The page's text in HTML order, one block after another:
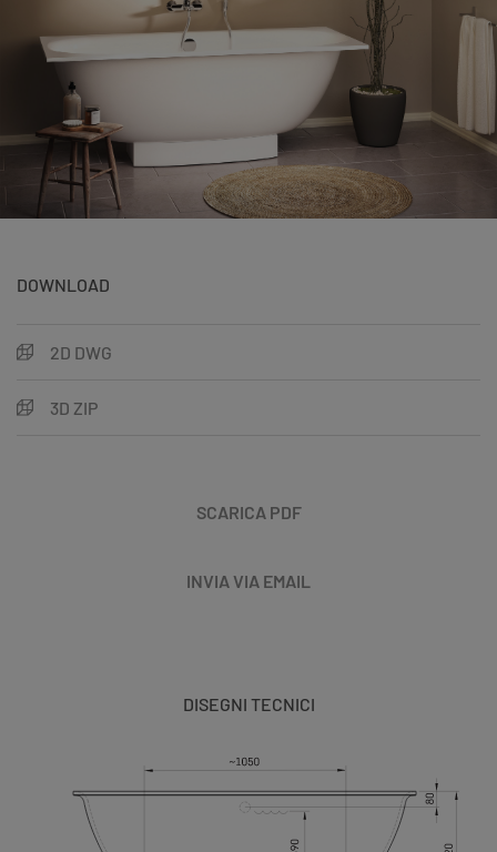
DOWNLOAD
2D DWG
3D ZIP
SCARICA PDF
INVIA VIA EMAIL
DISEGNI TECNICI